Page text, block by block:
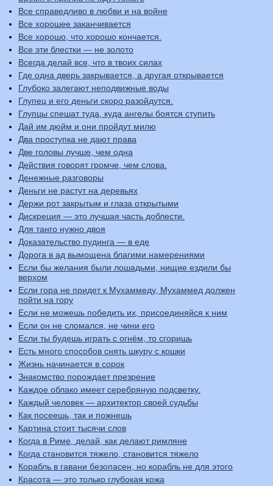
Все справедливо в любви и на войне
Все хорошее заканчивается
Все хорошо, что хорошо кончается.
Все эти блестки — не золото
Всегда делай все, что в твоих силах
Где одна дверь закрывается, а другая открывается
Глубоко залегают неподвижные воды
Глупец и его деньги скоро разойдутся.
Глупцы спешат туда, куда ангелы боятся ступить
Дай им дюйм и они пройдут милю
Два проступка не дают права
Две головы лучше, чем одна
Действия говорят громче, чем слова.
Денежные разговоры
Деньги не растут на деревьях
Держи рот закрытым и глаза открытыми
Дискреция — это лучшая часть доблести.
Для танго нужно двоя
Доказательство пудинга — в еде
Дорога в ад вымощена благими намерениями
Если бы желания были лошадьми, нищие ездили бы
верхом
Если гора не придет к Мухаммеду, Мухаммед должен
пойти на гору
Если не можешь победить их, присоединяйся к ним
Если он не сломался, не чини его
Если ты будешь играть с огнём, то сгоришь
Есть много способов снять шкуру с кошки
Жизнь начинается в сорок
Знакомство порождает презрение
Каждое облако имеет серебряную подсветку.
Каждый человек — архитектор своей судьбы
Как посеешь, так и пожнешь
Картина стоит тысячи слов
Когда в Риме, делай, как делают римляне
Когда становится тяжело, становится тяжело
Корабль в гавани безопасен, но корабль не для этого
Красота — это только глубокая кожа